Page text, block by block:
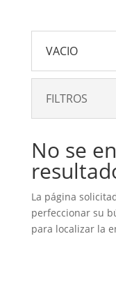
VACIO
FILTROS
No se
La página
perfeccionar su
para localizar la